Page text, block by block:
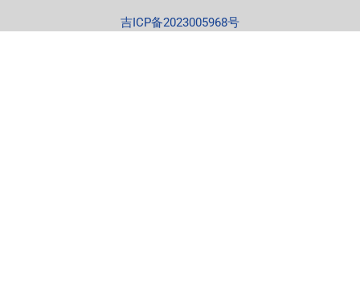
吉ICP备2023005968号